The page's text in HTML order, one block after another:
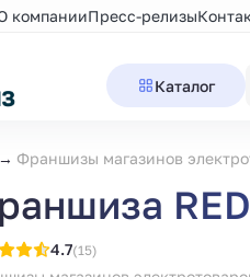
компанииПресс-релизы
Каталог
Франшизы магазинов
4.7(15)